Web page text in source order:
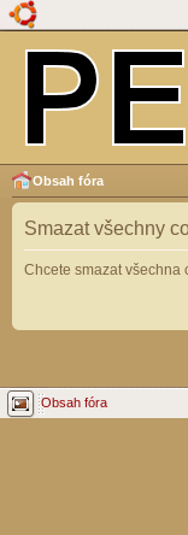
Obsah fóra
Smazat všechny
Chcete smazat všechna
Obsah fóra